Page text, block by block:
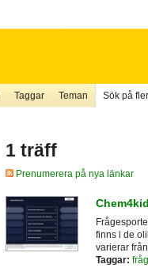
Taggar Teman Sök på
1 träff
Prenumerera på nya länkar
finns i de
varierar
Taggar: